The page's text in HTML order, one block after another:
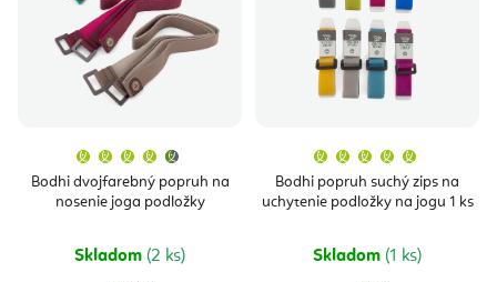
Bodhi dvojfarebný popruh na
nosenie joga podložky
produktu
je
4,7
hviezdičiek.
Skladom (2 ks)
Bodhi popruh suchý zips na
uchytenie podložky na jogu 1 ks
produktu
je
5,0
Skladom (1 ks)